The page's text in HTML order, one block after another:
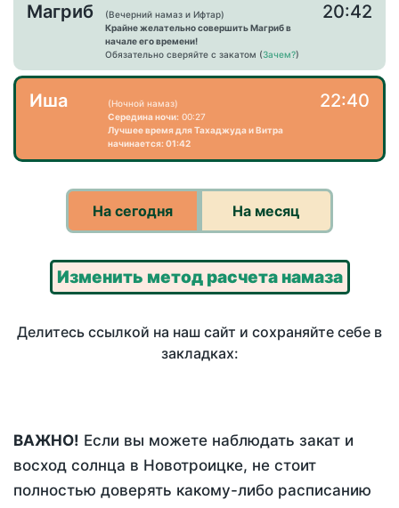
Магриб
(Вечерний намаз и Ифтар)
Крайне желательно совершить Магриб в
начале его времени!
Обязательно сверяйте с закатом (Зачем?)
20:42
Иша
(Ночной намаз)
Середина ночи: 00:27
Лучшее время для Тахаджуда и Витра
начинается: 01:42
22:40
На сегодня На месяц
Изменить метод расчета намаза
Делитесь ссылкой на наш сайт и сохраняйте себе в
закладках:
ВАЖНО! Если вы можете наблюдать закат и
восход солнца в Новотроицке, не стоит
полностью доверять какому-либо расписанию